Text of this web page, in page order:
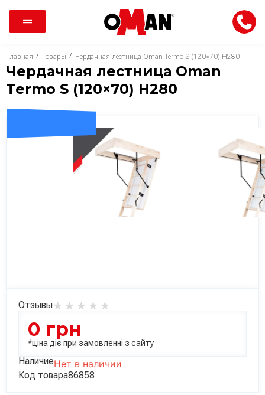
Главная / Товары / Чердачная лестница Oman Termo S (120×70) H280
Чердачная лестница Oman
Termo S (120×70) H280
ДОСТАВКА 0 ГРН
Отзывы
0 грн
*ціна діє при замовленні з сайту
НаличиеНет в наличии
Код товара86858